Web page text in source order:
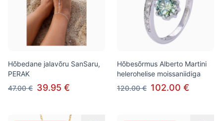
Hõbedane jalavõru SanSaru,
PERAK
47.00 € 39.95 €
Hõbesõrmus Alberto Martini
helerohelise moissaniidiga
120.00 € 102.00 €